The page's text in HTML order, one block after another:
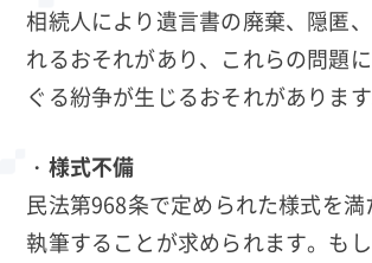
相続人により遺言書の廃棄、隠匿
れるおそれがあり、これらの問題
ぐる紛争が生じるおそれがあります
・ 様式不備
民法第968条で定められた様式を満
執筆することが求められます。も